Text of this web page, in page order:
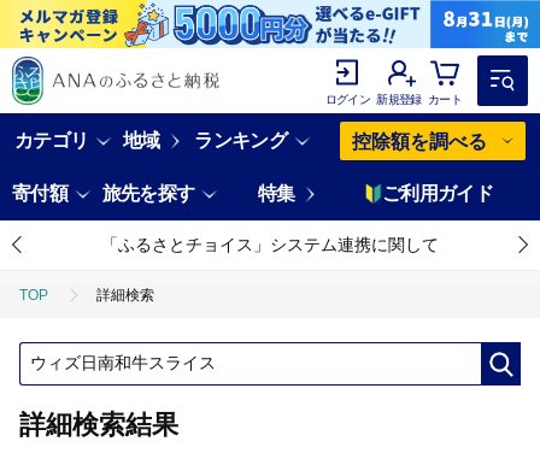
ログイン 新規登録 カート
カテゴリ 地域 ランキング 控除額を調べる
寄付額 旅先を探す 特集 ご利用ガイド
「ふるさとチョイス」システム連携に関して
TOP 詳細検索
詳細検索結果